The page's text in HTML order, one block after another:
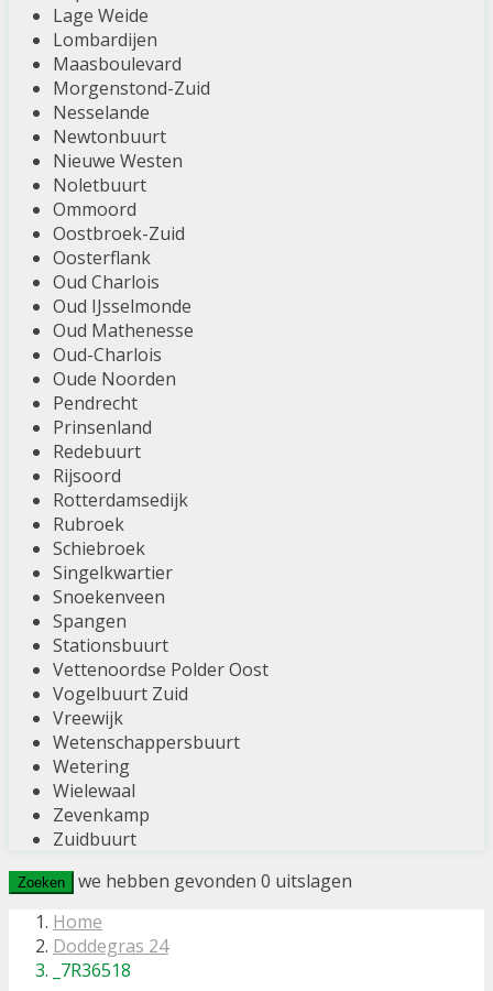
Lage Weide
Lombardijen
Maasboulevard
Morgenstond-Zuid
Nesselande
Newtonbuurt
Nieuwe Westen
Noletbuurt
Ommoord
Oostbroek-Zuid
Oosterflank
Oud Charlois
Oud IJsselmonde
Oud Mathenesse
Oud-Charlois
Oude Noorden
Pendrecht
Prinsenland
Redebuurt
Rijsoord
Rotterdamsedijk
Rubroek
Schiebroek
Singelkwartier
Snoekenveen
Spangen
Stationsbuurt
Vettenoordse Polder Oost
Vogelbuurt Zuid
Vreewijk
Wetenschappersbuurt
Wetering
Wielewaal
Zevenkamp
Zuidbuurt
Zoeken we hebben gevonden 0 uitslagen
Home
Doddegras 24
_7R36518